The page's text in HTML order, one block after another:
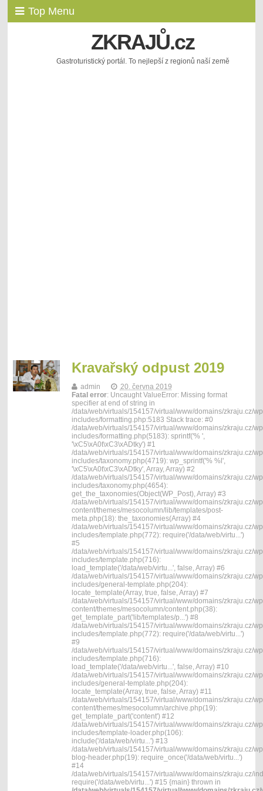
Top Menu
ZKRAJŮ.cz
Gastroturistický portál. To nejlepší z regionů naší země
Kravařský odpust 2019
admin
20. června 2019
Fatal error: Uncaught ValueError: Missing format
specifier at end of string in
/data/web/virtuals/154157/virtual/www/domains/zkraju.cz/
includes/formatting.php:5183 Stack trace: #0
/data/web/virtuals/154157/virtual/www/domains/zkraju.cz/
includes/formatting.php(5183): sprintf('% ',
'\xC5\xA0t\xC3\xADtky') #1
/data/web/virtuals/154157/virtual/www/domains/zkraju.cz/
includes/taxonomy.php(4719): wp_sprintf('% %l',
'\xC5\xA0t\xC3\xADtky', Array, Array) #2
/data/web/virtuals/154157/virtual/www/domains/zkraju.cz/
includes/taxonomy.php(4654):
get_the_taxonomies(Object(WP_Post), Array) #3
/data/web/virtuals/154157/virtual/www/domains/zkraju.cz/
content/themes/mesocolumn/lib/templates/post-
meta.php(18): the_taxonomies(Array) #4
/data/web/virtuals/154157/virtual/www/domains/zkraju.cz/
includes/template.php(772): require('/data/web/virtu...')
#5
/data/web/virtuals/154157/virtual/www/domains/zkraju.cz/
includes/template.php(716):
load_template('/data/web/virtu...', false, Array) #6
/data/web/virtuals/154157/virtual/www/domains/zkraju.cz/
includes/general-template.php(204):
locate_template(Array, true, false, Array) #7
/data/web/virtuals/154157/virtual/www/domains/zkraju.cz/
content/themes/mesocolumn/content.php(38):
get_template_part('lib/templates/p...') #8
/data/web/virtuals/154157/virtual/www/domains/zkraju.cz/
includes/template.php(772): require('/data/web/virtu...')
#9
/data/web/virtuals/154157/virtual/www/domains/zkraju.cz/
includes/template.php(716):
load_template('/data/web/virtu...', false, Array) #10
/data/web/virtuals/154157/virtual/www/domains/zkraju.cz/
includes/general-template.php(204):
locate_template(Array, true, false, Array) #11
/data/web/virtuals/154157/virtual/www/domains/zkraju.cz/
content/themes/mesocolumn/archive.php(19):
get_template_part('content') #12
/data/web/virtuals/154157/virtual/www/domains/zkraju.cz/
includes/template-loader.php(106):
include('/data/web/virtu...') #13
/data/web/virtuals/154157/virtual/www/domains/zkraju.cz/
blog-header.php(19): require_once('/data/web/virtu...')
#14
/data/web/virtuals/154157/virtual/www/domains/zkraju.cz/
require('/data/web/virtu...') #15 {main} thrown in